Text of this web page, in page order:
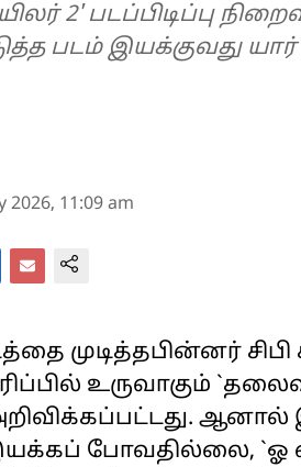
2' படப்பிடிப்பு
படம் இயக்குவது
2026, 11:09 am
முடித்தபின்னர்
உருவாகும்
ஆனால்
போவதில்லை, `ஓ